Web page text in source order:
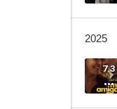
2025
7.3